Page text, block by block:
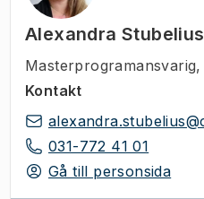
Alexandra Stubelius
Masterprogramansvarig,
Kontakt
031-772 41 01
Gå till personsida